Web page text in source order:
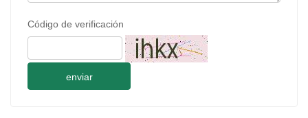
Código de verificación
enviar